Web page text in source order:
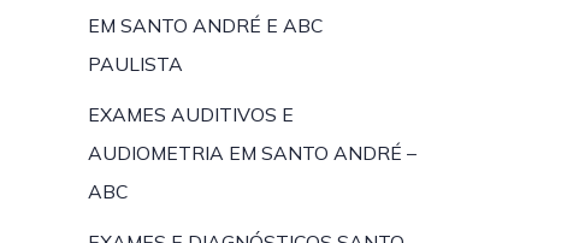
EM SANTO ANDRÉ E ABC
PAULISTA
EXAMES AUDITIVOS E
AUDIOMETRIA EM SANTO ANDRÉ –
ABC